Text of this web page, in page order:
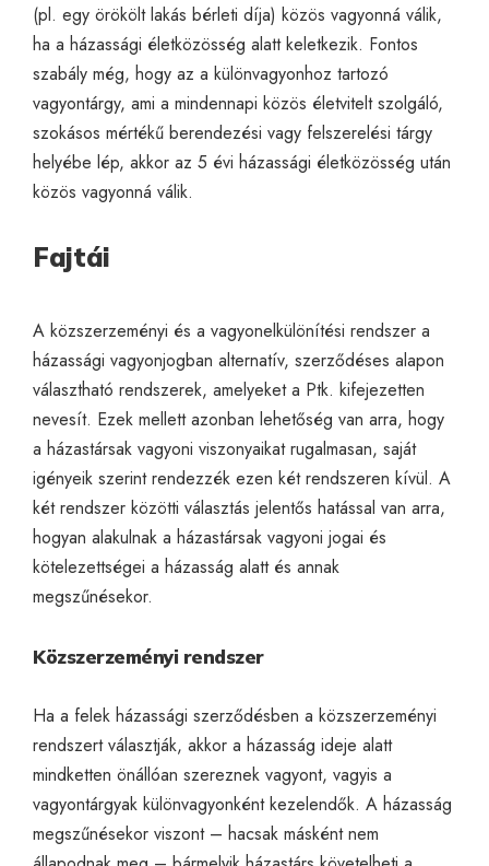
(pl. egy örökölt lakás bérleti díja) közös vagyonná válik,
ha a házassági életközösség alatt keletkezik. Fontos
szabály még, hogy az a különvagyonhoz tartozó
vagyontárgy, ami a mindennapi közös életvitelt szolgáló,
szokásos mértékű berendezési vagy felszerelési tárgy
helyébe lép, akkor az 5 évi házassági életközösség után
közös vagyonná válik.
Fajtái
A közszerzeményi és a vagyonelkülönítési rendszer a
házassági vagyonjogban alternatív, szerződéses alapon
választható rendszerek, amelyeket a Ptk. kifejezetten
nevesít. Ezek mellett azonban lehetőség van arra, hogy
a házastársak vagyoni viszonyaikat rugalmasan, saját
igényeik szerint rendezzék ezen két rendszeren kívül. A
két rendszer közötti választás jelentős hatással van arra,
hogyan alakulnak a házastársak vagyoni jogai és
kötelezettségei a házasság alatt és annak
megszűnésekor.
Közszerzeményi rendszer
Ha a felek házassági szerződésben a közszerzeményi
rendszert választják, akkor a házasság ideje alatt
mindketten önállóan szereznek vagyont, vagyis a
vagyontárgyak különvagyonként kezelendők. A házasság
megszűnésekor viszont – hacsak másként nem